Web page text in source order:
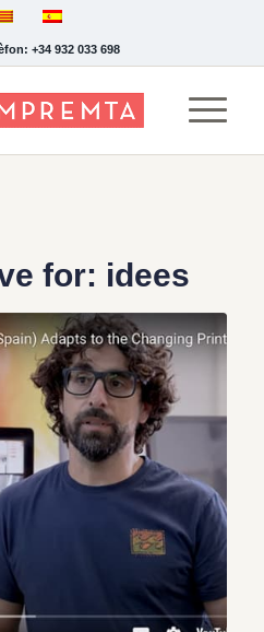
+34 932 033 698
for: idees